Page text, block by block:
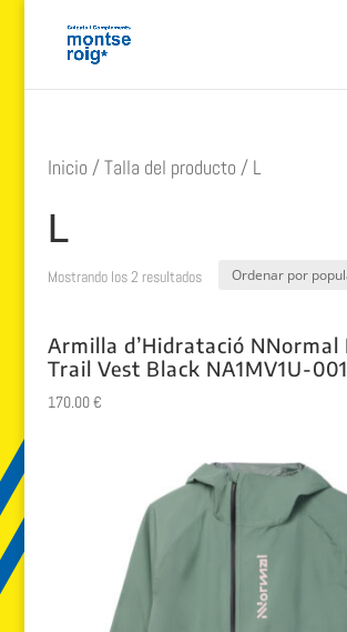
Inicio / Talla del producto / L
L
Mostrando los 2 resultadosOrdenado
popularidad
Armilla d’Hidratació NNormal
Trail Vest Black NA1MV1U-001
170.00€